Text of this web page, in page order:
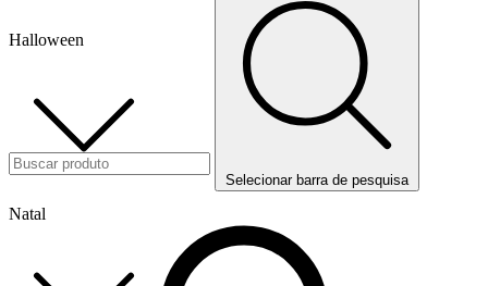
Halloween
Natal
Selecionar barra de pesquisa